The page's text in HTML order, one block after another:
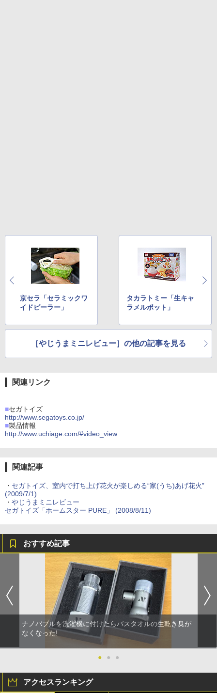
京セラ「セラミックワ
イドピーラー」
タカラトミー「生キャ
ラメルポット」
［やじうまミニレビュー］の他の記事を見る
関連リンク
■セガトイズ
http://www.segatoys.co.jp/
■製品情報
http://www.uchiage.com/#video_view
関連記事
・ セガトイズ、室内で打ち上げ花火が楽しめる“家(うち)あげ花火”
(2009/7/1)
・ やじうまミニレビュー
セガトイズ「ホームスター PURE」 (2008/8/11)
おすすめ記事
ナノバブルを洗濯機に付けたらバスタオルの生乾き臭が
なくなった!
● ● ●
アクセスランキング